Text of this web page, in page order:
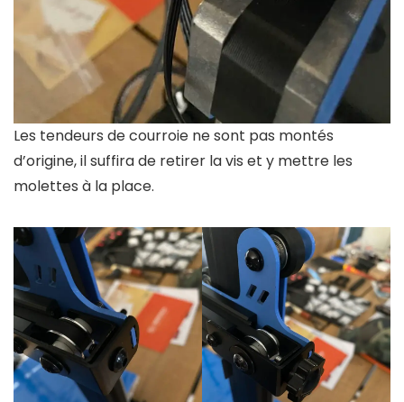
Les tendeurs de courroie ne sont pas montés
d’origine, il suffira de retirer la vis et y mettre les
molettes à la place.